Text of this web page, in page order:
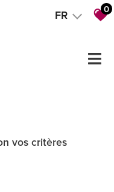
FR 0
vos critères